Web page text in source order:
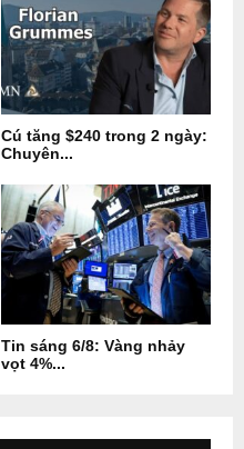
Cú tăng $240 trong 2 ngày:
Chuyên...
Tin sáng 6/8: Vàng nhảy
vọt 4%...